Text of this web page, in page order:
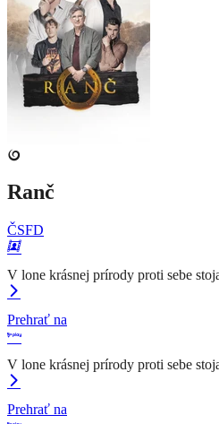
Ranč
ČSFD
V lone krásnej prírody proti sebe
Prehrať na
V lone krásnej prírody proti sebe
Prehrať na